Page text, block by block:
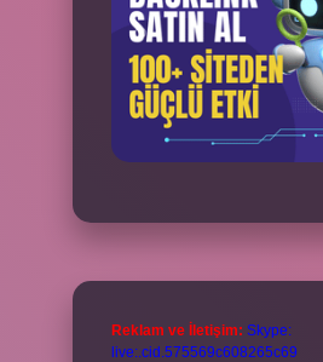
Reklam ve İletişim: Skype:
live:.cid.575569c608265c69